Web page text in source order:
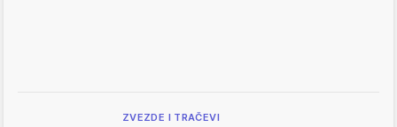
ZVEZDE I TRAČEVI